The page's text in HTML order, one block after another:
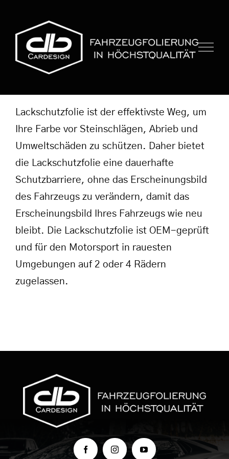
springen
Lackschutzfolie ist der effektivste Weg, um
Ihre Farbe vor Steinschlägen, Abrieb und
Umweltschäden zu schützen. Daher bietet
die Lackschutzfolie eine dauerhafte
Schutzbarriere, ohne das Erscheinungsbild
des Fahrzeugs zu verändern, damit das
Erscheinungsbild Ihres Fahrzeugs wie neu
bleibt. Die Lackschutzfolie ist OEM-geprüft
und für den Motorsport in rauesten
Umgebungen auf 2 oder 4 Rädern
zugelassen.